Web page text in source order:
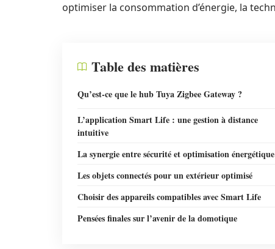
optimiser la consommation d’énergie, la
Table des matières
Qu’est-ce que le hub Tuya Zigbee Gateway ?
L’application Smart Life : une gestion à distance
intuitive
La synergie entre sécurité et optimisation énergétique
Les objets connectés pour un extérieur optimisé
Choisir des appareils compatibles avec Smart Life
Pensées finales sur l’avenir de la domotique